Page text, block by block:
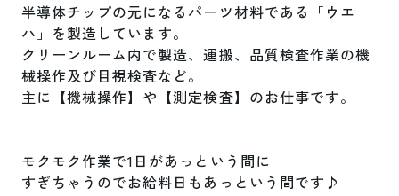
半導体チップの元になるパーツ材料である「ウエ
ハ」を製造しています。
クリーンルーム内で製造、運搬、品質検査作業の機
械操作及び目視検査など。
主に【機械操作】や【測定検査】のお仕事です。
モクモク作業で1日があっという間に
すぎちゃうのでお給料日もあっという間です♪